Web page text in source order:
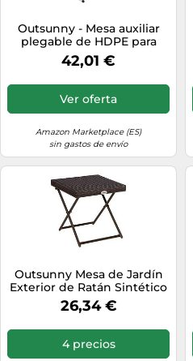
Outsunny - Mesa auxiliar
plegable de HDPE para
patios (76 x 50 x 74 cm),
color blanco
42,01 €
Ver oferta
Amazon Marketplace (ES)
sin gastos de envío
Outsunny Mesa de Jardín
Exterior de Ratán Sintético
0,16 ㎡ Plegable Marrón
26,34 €
4 precios